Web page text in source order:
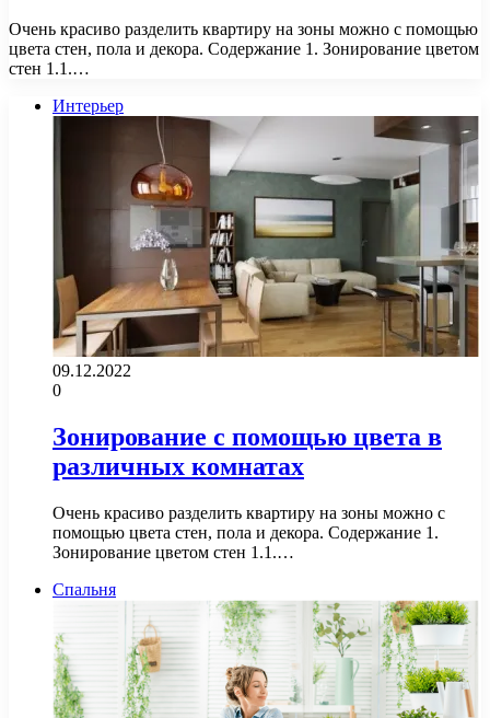
Очень красиво разделить квартиру на зоны можно с помощью
цвета стен, пола и декора. Содержание 1. Зонирование цветом
стен 1.1.…
Интерьер
09.12.2022
0
Зонирование с помощью цвета в
различных комнатах
Очень красиво разделить квартиру на зоны можно с
помощью цвета стен, пола и декора. Содержание 1.
Зонирование цветом стен 1.1.…
Спальня